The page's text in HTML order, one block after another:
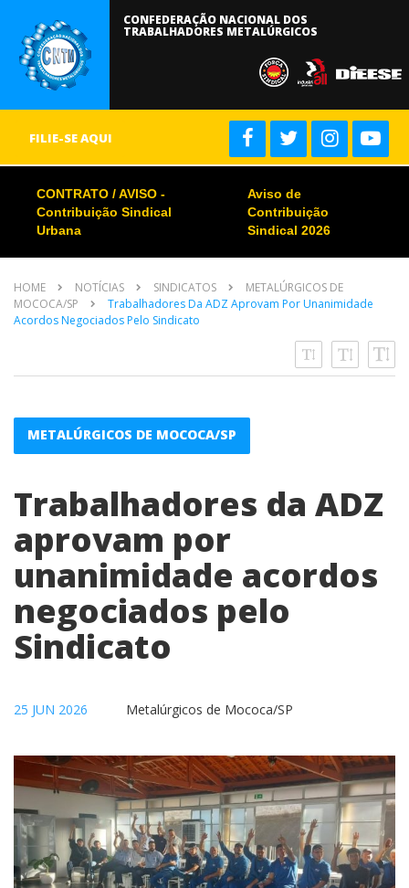
CONFEDERAÇÃO NACIONAL DOS
TRABALHADORES METALÚRGICOS
FILIE-SE AQUI
CONTRATO / AVISO -
Contribuição Sindical
Urbana
Aviso de
Contribuição
Sindical 2026
HOME NOTÍCIAS SINDICATOS
METALÚRGICOS DE
MOCOCA/SP
Trabalhadores Da ADZ Aprovam Por Unanimidade
Acordos Negociados Pelo Sindicato
METALÚRGICOS DE MOCOCA/SP
Trabalhadores da ADZ
aprovam por
unanimidade acordos
negociados pelo
Sindicato
25 JUN 2026 Metalúrgicos de Mococa/SP